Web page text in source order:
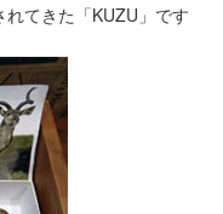
れてきた「KUZU」です